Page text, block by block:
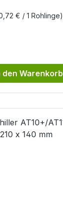
€ / 1 Rohlinge)
den Warenkorb